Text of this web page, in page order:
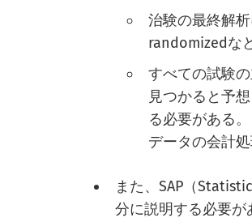
治験の最終解
randomizedな
すべての試験
見つかると予
る必要がある
データの会計
また、SAP（
分に説明する必要が